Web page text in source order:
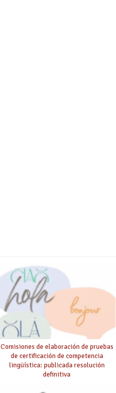
Comisiones de elaboración de pruebas
de certificación de competencia
lingüística: publicada resolución
definitiva